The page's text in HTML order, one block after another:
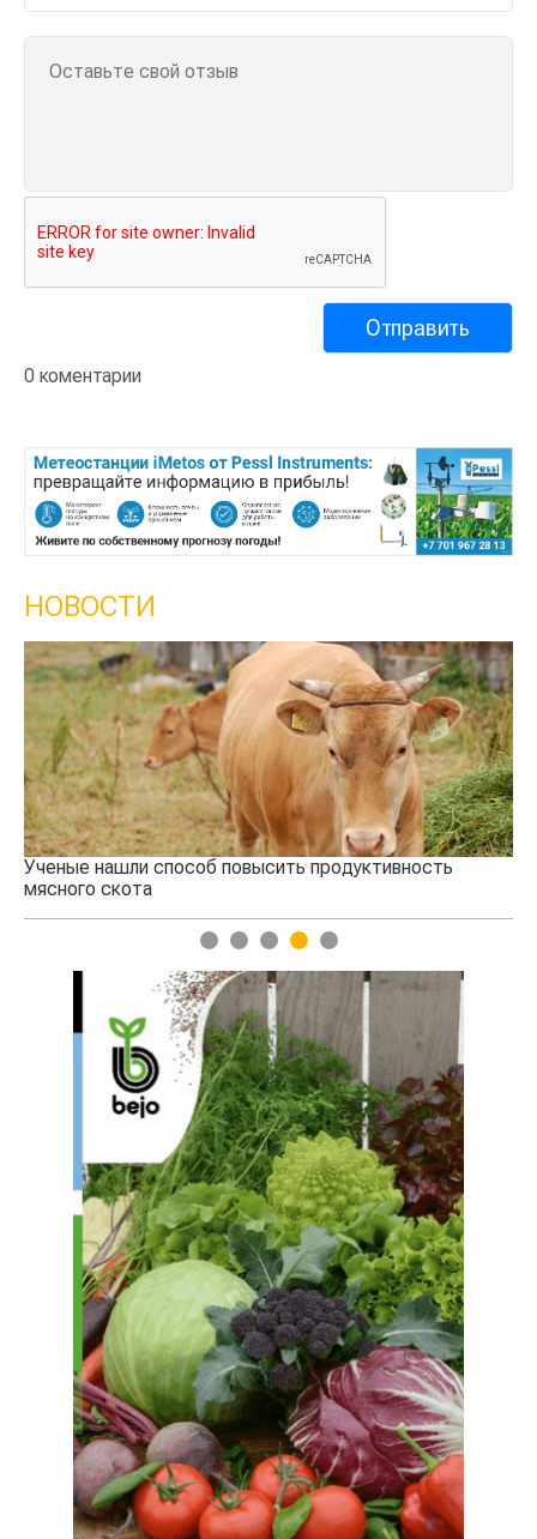
0 коментарии
НОВОСТИ
Кто успел, тот и съел: новые правила
1 2 3 4 5